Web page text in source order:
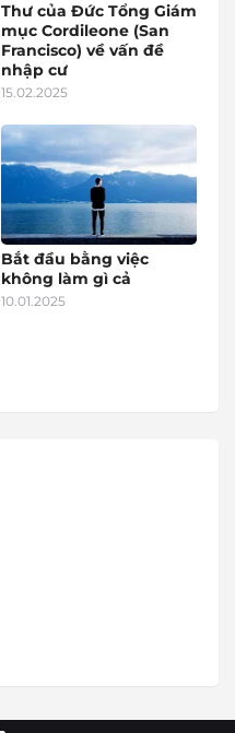
Thư của Đức Tổng Giám
mục Cordileone (San
Francisco) về vấn đề
nhập cư
15.02.2025
Bắt đầu bằng việc
không làm gì cả
10.01.2025